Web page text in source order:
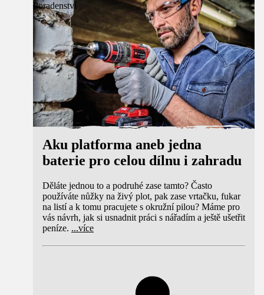
Poradenství
Aku platforma aneb jedna
baterie pro celou dílnu i zahradu
Děláte jednou to a podruhé zase tamto? Často
používáte nůžky na živý plot, pak zase vrtačku, fukar
na listí a k tomu pracujete s okružní pilou? Máme pro
vás návrh, jak si usnadnit práci s nářadím a ještě ušetřit
peníze. ...více